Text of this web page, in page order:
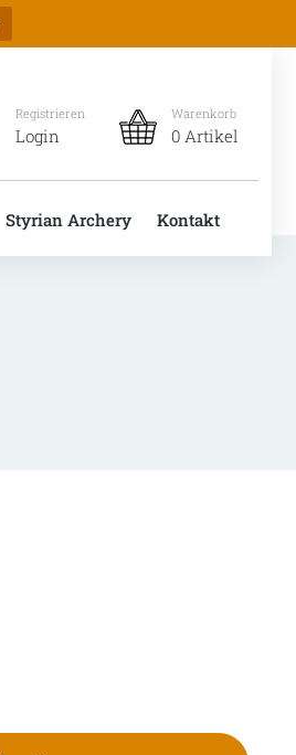
Registrieren
Login
Warenkorb
0 Artikel
Styrian Archery Kontakt